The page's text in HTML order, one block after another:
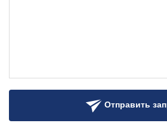
Отправить